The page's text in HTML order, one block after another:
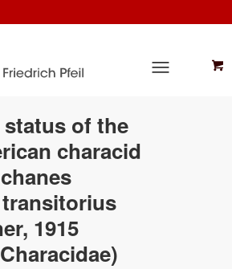
of the
characid
1915